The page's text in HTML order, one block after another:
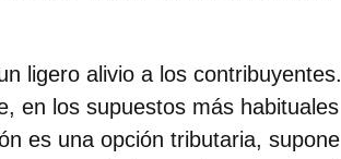
ligero alivio a los contribuyentes.
en los supuestos más habituales
es una opción tributaria, supone